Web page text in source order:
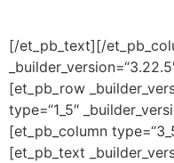
[/et_pb_text][/
[et_pb_row
type=“1_5″
[et_pb_column
[et_pb_text